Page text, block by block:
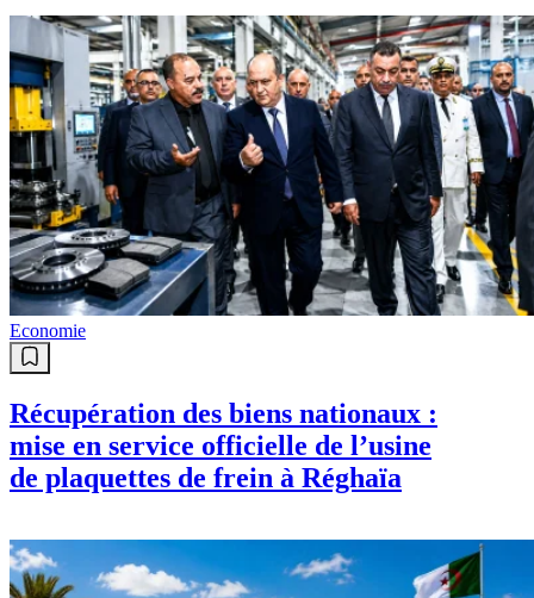
Economie
Récupération des biens nationaux :
mise en service officielle de l’usine
de plaquettes de frein à Réghaïa